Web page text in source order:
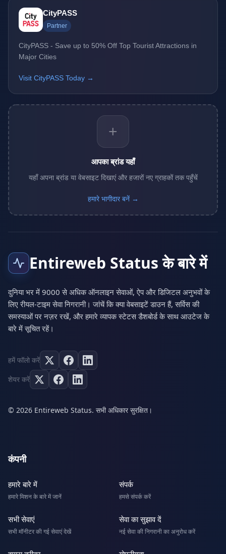
CityPASS
Partner
CityPASS - Save up to 50% Off Top Tourist Attractions in
Major Cities
Visit CityPASS Today →
+
आपका ब्रांड यहाँ
यहाँ अपना ब्रांड या वेबसाइट दिखाएं और हजारों नए ग्राहकों तक पहुँचें
हमारे भागीदार बनें →
Entireweb Status के बारे में
दुनिया भर में 9000 से अधिक ऑनलाइन सेवाओं, ऐप और डिजिटल अनुभवों के
लिए रीयल-टाइम सेवा निगरानी। जांचें कि क्या वेबसाइटें डाउन हैं, सर्विस की
समस्याओं पर नज़र रखें, और हमारे व्यापक स्टेटस डैशबोर्ड के साथ आउटेज के
बारे में सूचित रहें।
हमें फॉलो करें
शेयर करें
© 2026 Entireweb Status. सभी अधिकार सुरक्षित।
कंपनी
हमारे बारे में
हमारे मिशन के बारे में जानें
संपर्क
हमसे संपर्क करें
सभी सेवाएं
सभी मॉनीटर की गई सेवाएं देखें
सेवा का सुझाव दें
नई सेवा की निगरानी का अनुरोध करें